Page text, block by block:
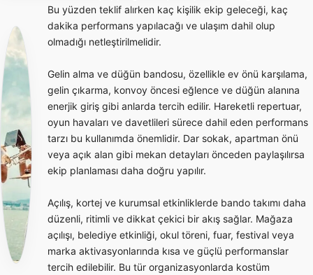
Bu yüzden teklif alırken kaç kişilik ekip geleceği, kaç
dakika performans yapılacağı ve ulaşım dahil olup
olmadığı netleştirilmelidir.
Gelin alma ve düğün bandosu, özellikle ev önü karşılama,
gelin çıkarma, konvoy öncesi eğlence ve düğün alanına
enerjik giriş gibi anlarda tercih edilir. Hareketli repertuar,
oyun havaları ve davetlileri sürece dahil eden performans
tarzı bu kullanımda önemlidir. Dar sokak, apartman önü
veya açık alan gibi mekan detayları önceden paylaşılırsa
ekip planlaması daha doğru yapılır.
Açılış, kortej ve kurumsal etkinliklerde bando takımı daha
düzenli, ritimli ve dikkat çekici bir akış sağlar. Mağaza
açılışı, belediye etkinliği, okul töreni, fuar, festival veya
marka aktivasyonlarında kısa ve güçlü performanslar
tercih edilebilir. Bu tür organizasyonlarda kostüm